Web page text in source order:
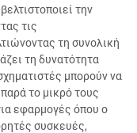
την
τις
τη συνολική
τη δυνατότητα
μπορούν να
το μικρό τους
εφαρμογές όπου ο
συσκευές,